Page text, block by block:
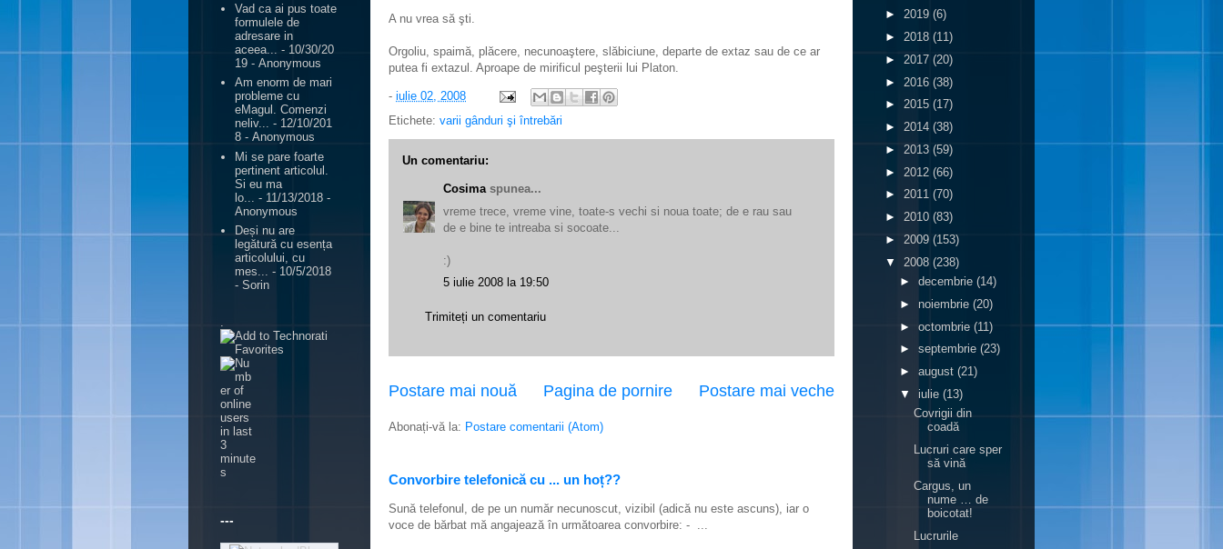
A nu vrea să şti.
Orgoliu, spaimă, plăcere, necunoaştere, slăbiciune, departe de extaz sau de ce ar
putea fi extazul. Aproape de mirificul peşterii lui Platon.
- iulie 02, 2008
Etichete: varii gânduri şi întrebări
Un comentariu:
Cosimaspunea...
vreme trece, vreme vine, toate-s vechi si noua toate; de e rau sau
de e bine te intreaba si socoate...
:)
5 iulie 2008 la 19:50
Trimiteți un comentariu
Postare mai nouă Postare mai veche
Pagina de pornire
Abonați-vă la: Postare comentarii (Atom)
Convorbire telefonică cu ... un hoț??
Sună telefonul, de pe un număr necunoscut, vizibil (adică nu este ascuns), iar o
voce de bărbat mă angajează în următoarea convorbire: - ...
Vad ca ai pus toate
formulele de
adresare in
aceea...
- 10/30/20
19 - Anonymous
Am enorm de mari
probleme cu
eMagul. Comenzi
neliv... - 12/10/201
8 - Anonymous
Mi se pare foarte
pertinent articolul.
Si eu ma
lo...
- 11/13/2018 -
Anonymous
Deși nu are
legătură cu esența
articolului, cu
mes... - 10/5/2018
- Sorin
---
► 2019 (6)
► 2018 (11)
► 2017 (20)
► 2016 (38)
► 2015 (17)
► 2014 (38)
► 2013 (59)
► 2012 (66)
► 2011 (70)
► 2010 (83)
► 2009 (153)
▼ 2008 (238)
► decembrie (14)
► noiembrie (20)
► octombrie (11)
► septembrie (23)
► august (21)
▼ iulie (13)
Covrigii din
coadă
Lucruri care sper
să vină
Cargus, un
nume … de
boicotat!
Lucrurile